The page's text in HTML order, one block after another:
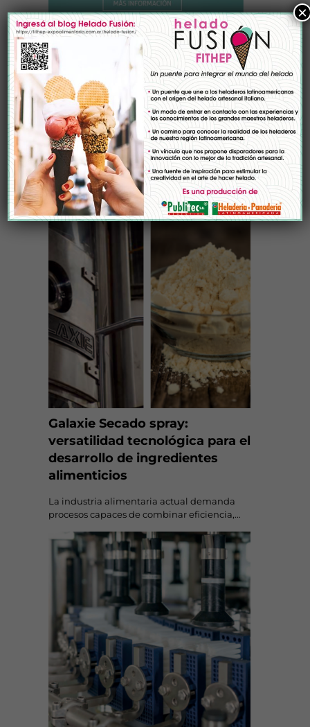
Empresas
Galaxie Secado spray:
versatilidad tecnológica para el
desarrollo de ingredientes
alimenticios
La industria alimentaria actual demanda
procesos capaces de combinar eficiencia,...
×